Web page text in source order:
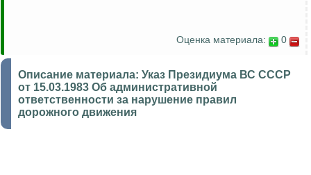
Оценка материала: 0
Описание материала: Указ Президиума ВС СССР
от 15.03.1983 Об административной
ответственности за нарушение правил
дорожного движения